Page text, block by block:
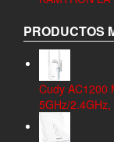
PRODUCTOS
Cudy AC1200
5GHz/